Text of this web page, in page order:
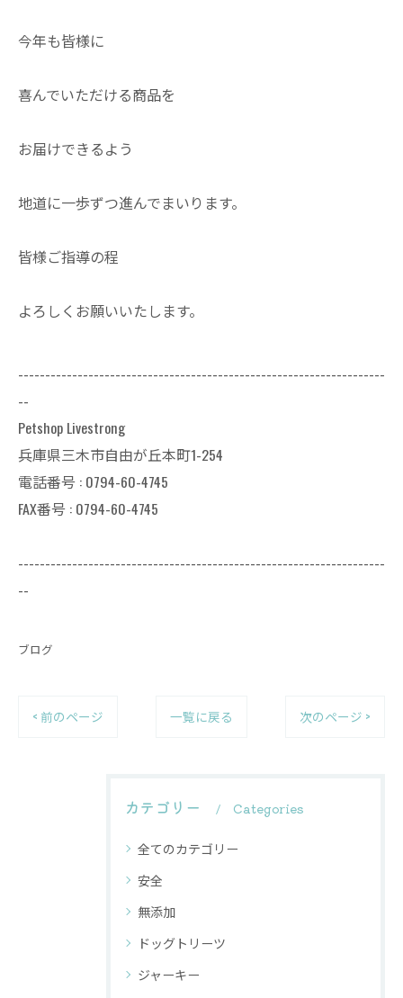
今年も皆様に
喜んでいただける商品を
お届けできるよう
地道に一歩ずつ進んでまいります。
皆様ご指導の程
よろしくお願いいたします。
--------------------------------------------------------------------
--
Petshop Livestrong
兵庫県三木市自由が丘本町1-254
電話番号 : 0794-60-4745
FAX番号 : 0794-60-4745
--------------------------------------------------------------------
--
ブログ
< 前のページ 一覧に戻る 次のページ >
カテゴリー Categories
全てのカテゴリー
安全
無添加
ドッグトリーツ
ジャーキー